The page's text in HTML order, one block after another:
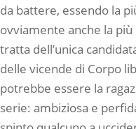
da battere, essendo la
ovviamente anche la
tratta dell’unica
delle vicende di Corpo
potrebbe essere la
serie: ambiziosa e